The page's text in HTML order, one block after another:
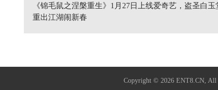
《锦毛鼠之涅槃重生》1月27日上线爱奇艺，盗圣白玉
重出江湖闹新春
Copyright © 2026 ENT8.CN, All